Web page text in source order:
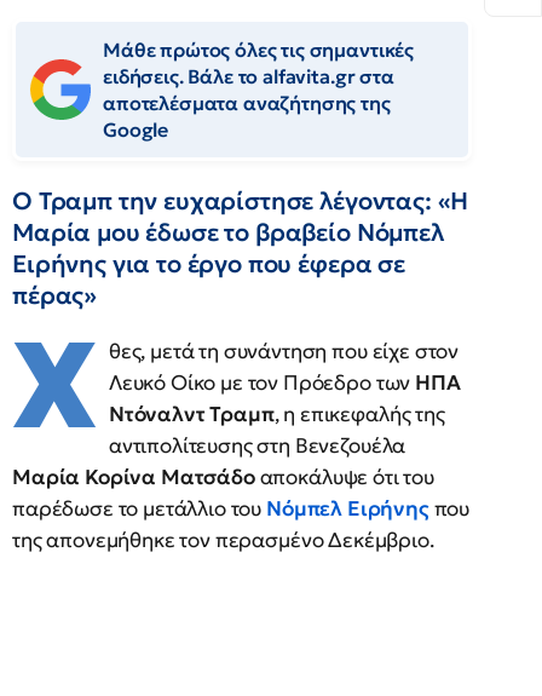
Μάθε πρώτος όλες τις σημαντικές
ειδήσεις. Βάλε το alfavita.gr στα
αποτελέσματα αναζήτησης της
Google
Ο Τραμπ την ευχαρίστησε λέγοντας: «Η
Μαρία μου έδωσε το βραβείο Νόμπελ
Ειρήνης για το έργο που έφερα σε
πέρας»
Χ θες, μετά τη συνάντηση που είχε στον
Λευκό Οίκο με τον Πρόεδρο των ΗΠΑ
Ντόναλντ Τραμπ, η επικεφαλής της
αντιπολίτευσης στη Βενεζουέλα
Μαρία Κορίνα Ματσάδοαποκάλυψε ότι του
παρέδωσε το μετάλλιο του Νόμπελ Ειρήνηςπου
της απονεμήθηκε τον περασμένο Δεκέμβριο.